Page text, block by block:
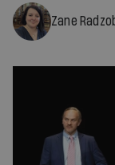
Zane